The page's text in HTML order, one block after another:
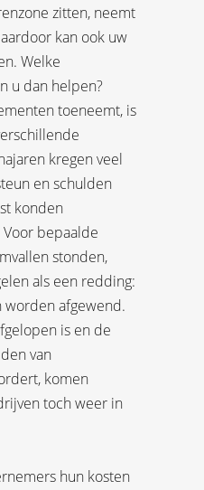
zitten, neemt
kan ook uw
Welke
u dan helpen?
toeneemt, is
kregen veel
en schulden
konden
bepaalde
stonden,
als een redding:
worden afgewend.
is en de
van
komen
toch weer in
hun kosten